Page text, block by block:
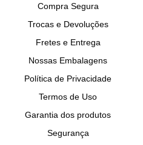
Compra Segura
Trocas e Devoluções
Fretes e Entrega
Nossas Embalagens
Política de Privacidade
Termos de Uso
Garantia dos produtos
Segurança